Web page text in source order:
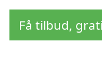
Få tilbud,